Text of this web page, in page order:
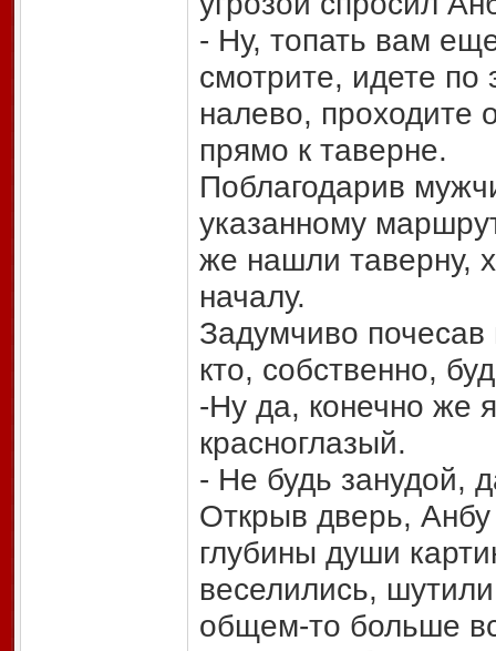
- Ну, топать вам
смотрите, идете по
налево, проходите
прямо к таверне.
Поблагодарив
указанному
же нашли таверну,
началу.
Задумчиво почесав
кто, собственно,
-Ну да, конечно же
красноглазый.
- Не будь занудой,
Открыв дверь,
глубины души
веселились,
общем-то больше